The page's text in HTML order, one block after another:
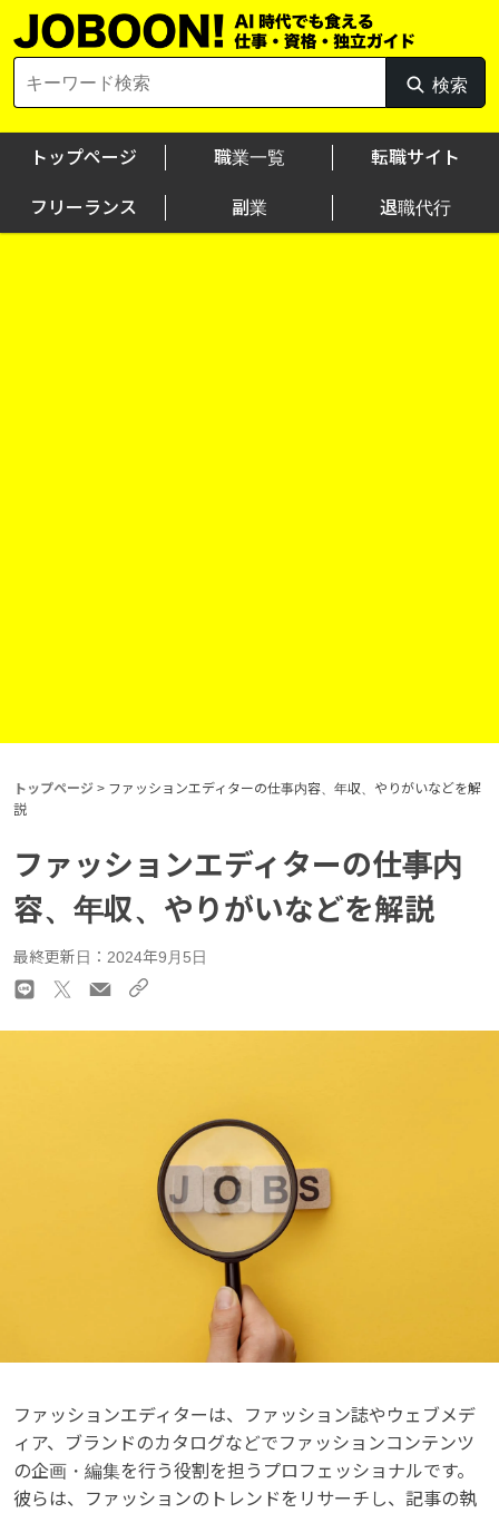
Skip
to
for:
検索
検
索
トップページ 職業一覧 転職サイト
フリーランス 副業 退職代行
トップページ > ファッションエディターの仕事内容、年収、やりがいなどを解
説
ファッションエディターの仕事内
容、年収、やりがいなどを解説
最終更新日：2024年9月5日
ファッションエディターは、ファッション誌やウェブメデ
ィア、ブランドのカタログなどでファッションコンテンツ
の企画・編集を行う役割を担うプロフェッショナルです。
彼らは、ファッションのトレンドをリサーチし、記事の執